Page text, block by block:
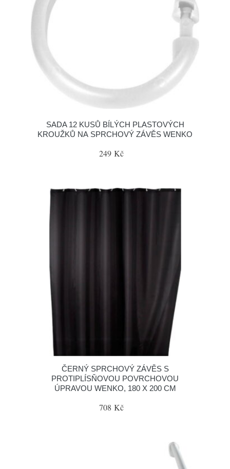
SADA 12 KUSŮ BÍLÝCH PLASTOVÝCH
KROUŽKŮ NA SPRCHOVÝ ZÁVĚS WENKO
249 Kč
ČERNÝ SPRCHOVÝ ZÁVĚS S
PROTIPLÍSŇOVOU POVRCHOVOU
ÚPRAVOU WENKO, 180 X 200 CM
708 Kč